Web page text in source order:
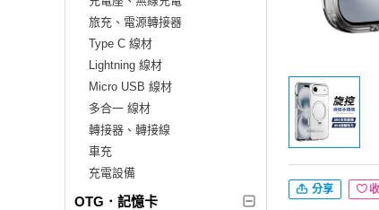
旅充、電源轉接器
Type C 線材
Lightning 線材
Micro USB 線材
多合一 線材
轉接器、轉接線
車充
充電設備
OTG．記憶卡
分享